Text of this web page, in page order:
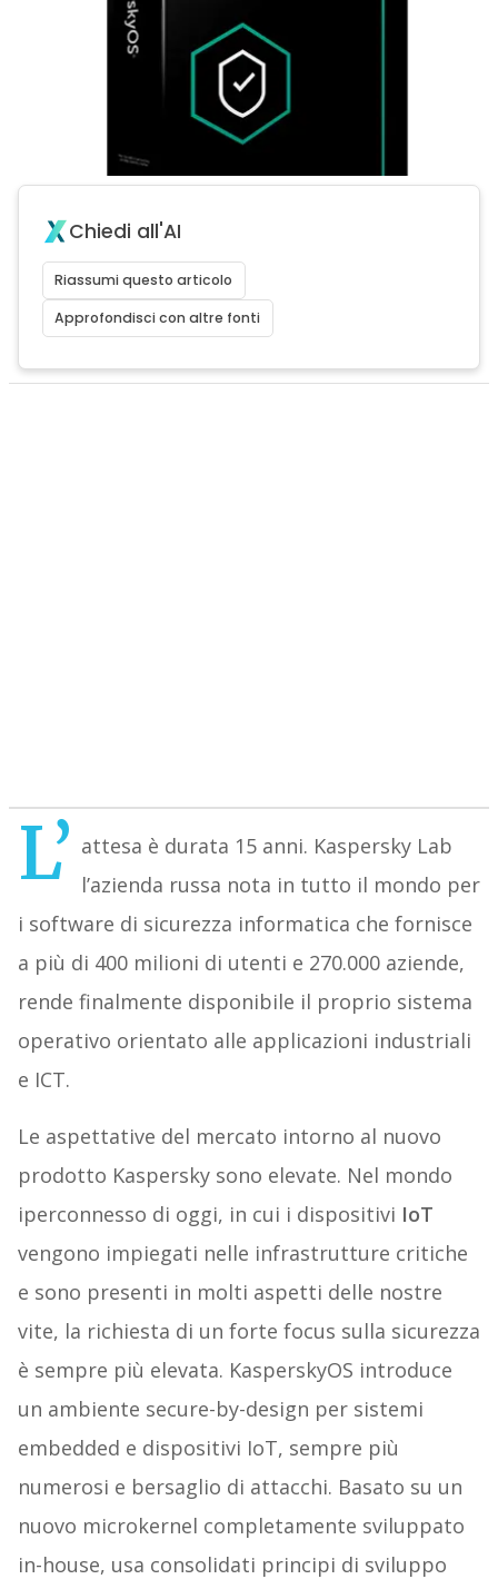
Chiedi all'AI
Riassumi questo articolo
Approfondisci con altre fonti
L’ attesa è durata 15 anni. Kaspersky Lab
l’azienda russa nota in tutto il mondo per
i software di sicurezza informatica che fornisce
a più di 400 milioni di utenti e 270.000 aziende,
rende finalmente disponibile il proprio sistema
operativo orientato alle applicazioni industriali
e ICT.
Le aspettative del mercato intorno al nuovo
prodotto Kaspersky sono elevate. Nel mondo
iperconnesso di oggi, in cui i dispositivi IoT
vengono impiegati nelle infrastrutture critiche
e sono presenti in molti aspetti delle nostre
vite, la richiesta di un forte focus sulla sicurezza
è sempre più elevata. KasperskyOS introduce
un ambiente secure-by-design per sistemi
embedded e dispositivi IoT, sempre più
numerosi e bersaglio di attacchi. Basato su un
nuovo microkernel completamente sviluppato
in-house, usa consolidati principi di sviluppo